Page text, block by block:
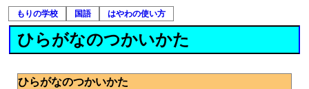
もりの学校 国語 はやわの使い方
ひらがなのつかいかた
ひらがなのつかいかた